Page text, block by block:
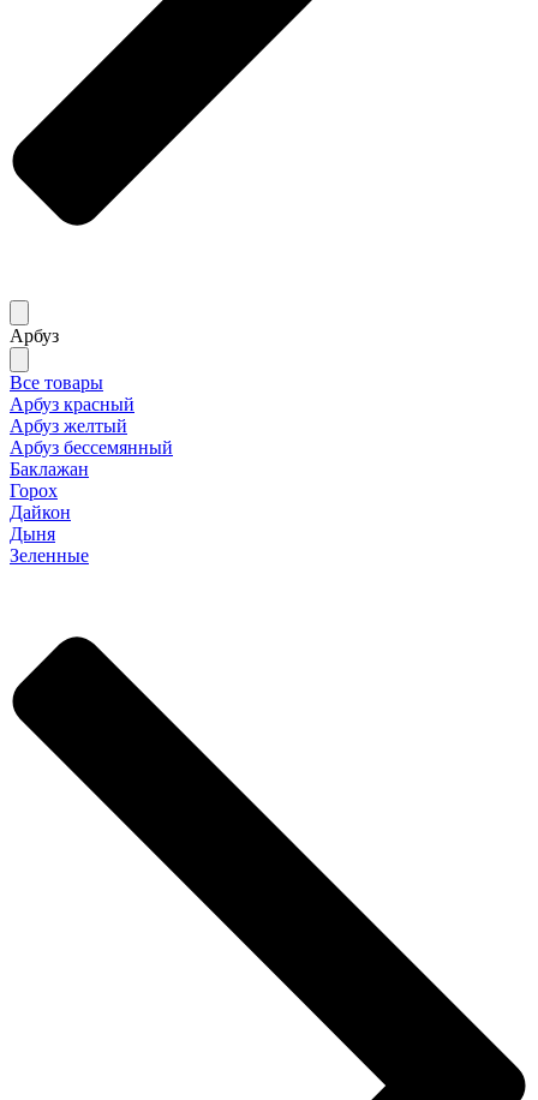
Арбуз
Все товары
Арбуз красный
Арбуз желтый
Арбуз бессемянный
Баклажан
Горох
Дайкон
Дыня
Зеленные